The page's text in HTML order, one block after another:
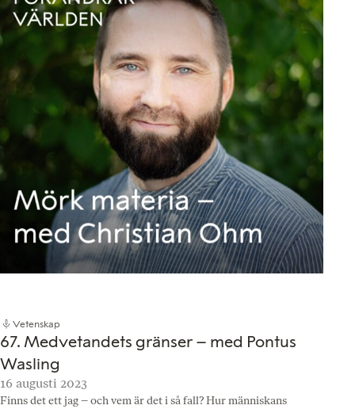
Vetenskap
67. Medvetandets gränser – med Pontus
Wasling
16 augusti 2023
Finns det ett jag – och vem är det i så fall? Hur människans